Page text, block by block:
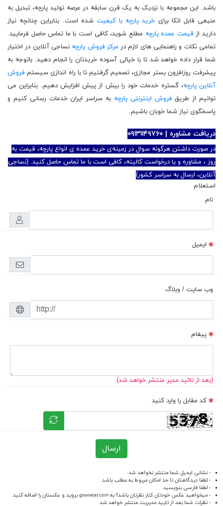
باشد. این مجموعه با نزدیک به یک قرن سابقه در عرصه تولید پارچه، تبدیل به
منبعی قابل اتکا برای خرید پارچه با کیفیت شده است. بنابراین چنانچه نیاز
دارید از قیمت عمده پارچه مطلع شوید، کافی است با ما تماس حاصل فرمایید.
تمامی نکات و راهنمایی های لازم در مرکز فروش پارچه نساجی آنلاین در اختیار
شما قرار داده خواهد شد تا با خیالی آسوده خریدتان را انجام دهید. باتوجه به
پیشرفت روزافزون بستر مجازی، تصمیم گرفتیم تا با راه اندازی سیستم فروش
آنلاین پارچه، گستره خدمات خود را بیش از پیش افزایش دهیم. بنابراین می
توانیم از طریق فروش اینترنتی پارچه به سراسر ایران خدمات رسانی کنیم و
پاسخگوی نیاز شما خوبان باشیم.
دریافت مشاوره | ۰۹۱۳۱۱۴۹۷۶۰
در صورت داشتن هرگونه سوال در زمینه‌ی خرید عمده ی انواع پارچه، قیمت به
روز ، مشاوره و یا درخواست کالیته، کافی است با ما تماس حاصل کنید. (نساجی
آنلاین، ارسال به سراسر کشور)
استعلام
نام
ایمیل
وب سایت / وبلاگ
پیغام
(بعد از تائید مدیر منتشر خواهد شد)
کد مقابل را وارد کنید
ارسال
- نشانی ایمیل شما منتشر نخواهد شد.
- لطفا دیدگاهتان تا حد امکان مربوط به مطلب باشد.
- لطفا فارسی بنویسید.
- میخواهید عکس خودتان کنار نظرتان باشد؟ به gravatar.com بروید و عکستان را اضافه کنید.
- نظرات شما بعد از تایید مدیریت منتشر خواهد شد